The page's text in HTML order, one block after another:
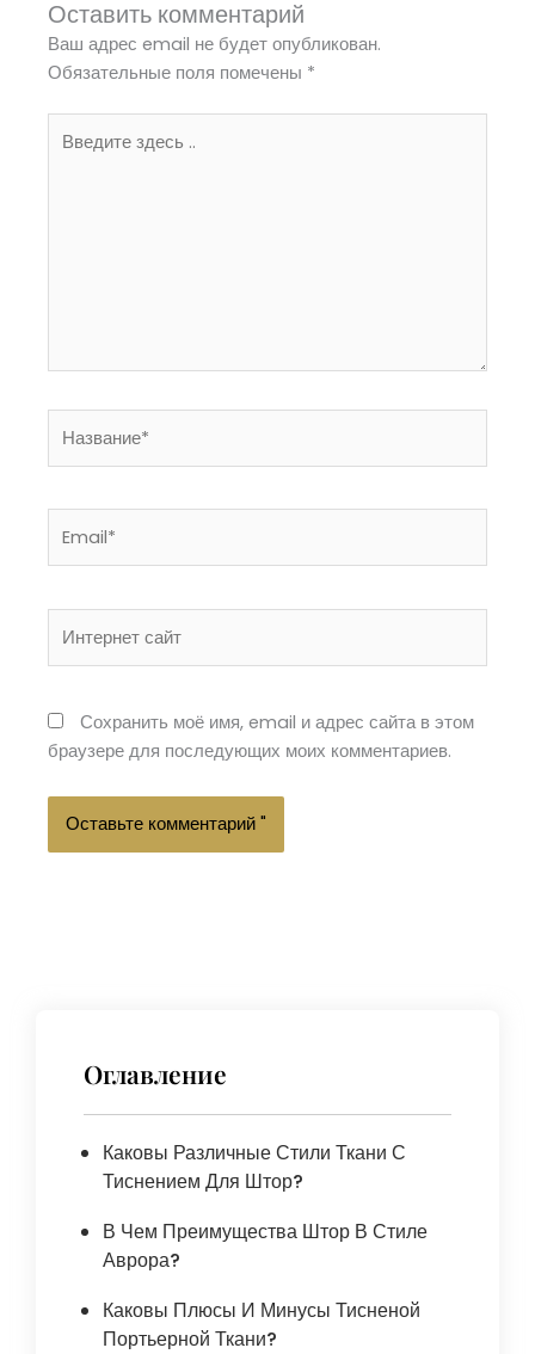
Оставить комментарий
Ваш адрес email не будет опубликован.
Обязательные поля помечены *
здесь
сайт
Сохранить моё имя, email и адрес сайта в этом
браузере для последующих моих комментариев.
Оглавление
Каковы Различные Стили Ткани С
Тиснением Для Штор?
В Чем Преимущества Штор В Стиле
Аврора?
Каковы Плюсы И Минусы Тисненой
Портьерной Ткани?